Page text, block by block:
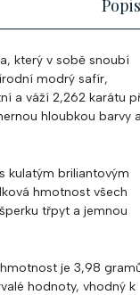
Popis
který v sobě snoubí
modrý safír,
a váží 2,262 karátu
hloubkou barvy a
kulatým briliantovým
hmotnost všech
třpyt a jemnou
je 3,98
hodnoty, vhodný k